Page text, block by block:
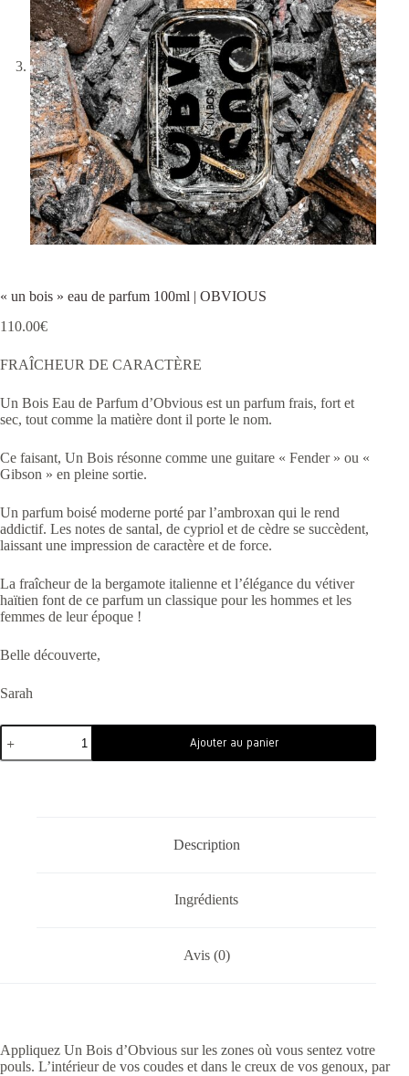
« un bois » eau de parfum 100ml | OBVIOUS
110.00€
FRAÎCHEUR DE CARACTÈRE
Un Bois Eau de Parfum d’Obvious est un parfum frais, fort et
sec, tout comme la matière dont il porte le nom.
Ce faisant, Un Bois résonne comme une guitare « Fender » ou «
Gibson » en pleine sortie.
Un parfum boisé moderne porté par l’ambroxan qui le rend
addictif. Les notes de santal, de cypriol et de cèdre se succèdent,
laissant une impression de caractère et de force.
La fraîcheur de la bergamote italienne et l’élégance du vétiver
haïtien font de ce parfum un classique pour les hommes et les
femmes de leur époque !
Belle découverte,
Sarah
Ajouter au panier
Description
Ingrédients
Avis (0)
Appliquez Un Bois d’Obvious sur les zones où vous sentez votre
pouls. L’intérieur de vos coudes et dans le creux de vos genoux, par